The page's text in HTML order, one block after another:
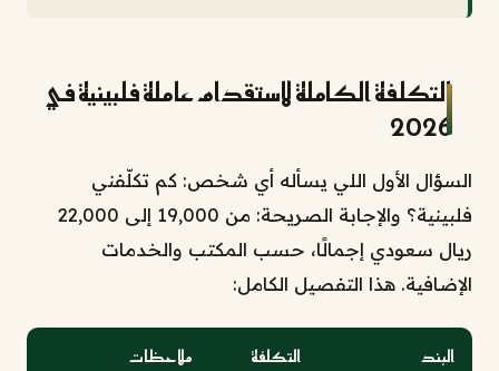
التكلفة الكاملة لاستقدام عاملة فلبينية في
2026
السؤال الأول اللي يسأله أي شخص: كم تكلّفني
فلبينية؟ والإجابة الصريحة: من 19,000 إلى 22,000
ريال سعودي إجمالًا، حسب المكتب والخدمات
الإضافية. هذا التفصيل الكامل:
البند
التكلفة
ملاحظات